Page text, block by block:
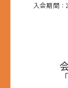
入会期間：